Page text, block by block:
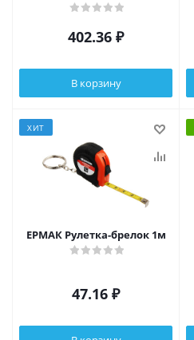
402.36 ₽
В корзину
ХИТ
ЕРМАК Рулетка-брелок 1м
47.16 ₽